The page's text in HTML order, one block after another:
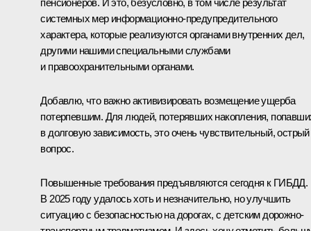
системных мер информационно-предупредительного
характера, которые реализуются органами внутренних дел,
другими нашими специальными службами
и правоохранительными органами.
Добавлю, что важно активизировать возмещение ущерба
потерпевшим. Для людей, потерявших накопления,
в долговую зависимость, это очень чувствительный, острый
вопрос.
Повышенные требования предъявляются сегодня к ГИБДД.
В 2025 году удалось хоть и незначительно, но улучшить
ситуацию с безопасностью на дорогах, с детским дорожно-